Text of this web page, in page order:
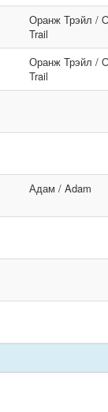
Оранж Трэйл /
Trail
Оранж Трэйл /
Trail
Адам / Adam